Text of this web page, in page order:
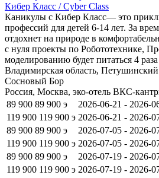
Кибер Класс / Cyber Class
Каникулы с Кибер Класс— это
профессий для детей 6-14 лет. За
отдохнет на природе в
с нуля проекты по Робототехнике,
моделированию будет питаться 4
Владимирская область,
Сосновый Бор
Россия, Москва, эко-отель ВКС-
89 900 89 900 э
2026-06-21 - 2026-
119 900 119 900 э 2026-06-21 - 2026-
89 900 89 900 э
2026-07-05 - 2026-
119 900 119 900 э 2026-07-05 - 2026-
89 900 89 900 э
2026-07-19 - 2026-
119 900 119 900 э 2026-07-19 - 2026-